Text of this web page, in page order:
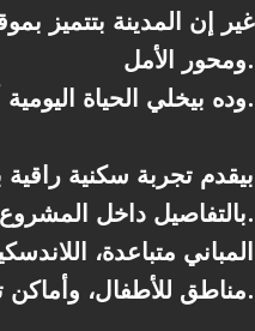
غير إن المدينة بتتميز
ومحور الأمل.
وده بيخلي الحياة اليومية أسهل بشكل كبير سواء للذهاب للعمل أو المدارس أو حتى الخروج والترفيه.
بالتفاصيل داخل المشروع.
المباني متباعدة،
مناطق للأطفال، وأماكن ترفيهية تساعد السكان يعيشوا يومهم براحة.